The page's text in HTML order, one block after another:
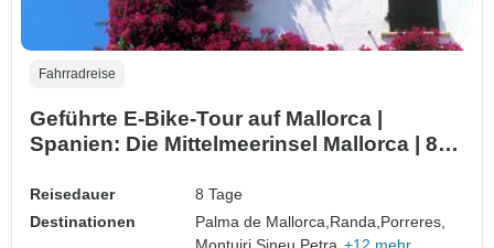
Fahrradreise
Geführte E-Bike-Tour auf Mallorca |
Spanien: Die Mittelmeerinsel Mallorca | 8
Reisedauer
8 Tage
Destinationen
Palma de Mallorca, Randa, Porreres,
Montuiri,Sineu, Petra, +12 mehr